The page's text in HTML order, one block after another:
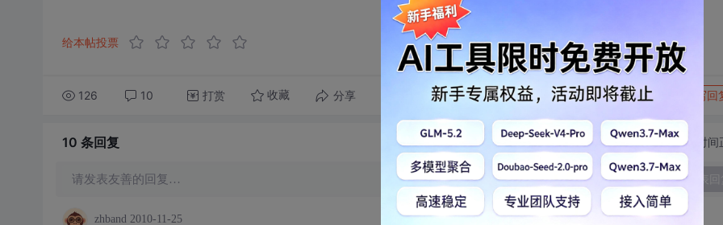
给本帖投票
126 10 打赏 收藏 分享 转发到动态 举报 写回
10 条回复 切换为时间
请发表友善的回复… 发表回
zhband 2010-11-25